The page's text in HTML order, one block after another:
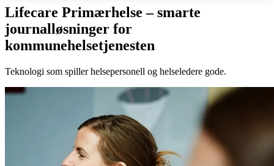
Lifecare Primærhelse – smarte
journalløsninger for
kommunehelsetjenesten
Teknologi som spiller helsepersonell og helseledere gode.